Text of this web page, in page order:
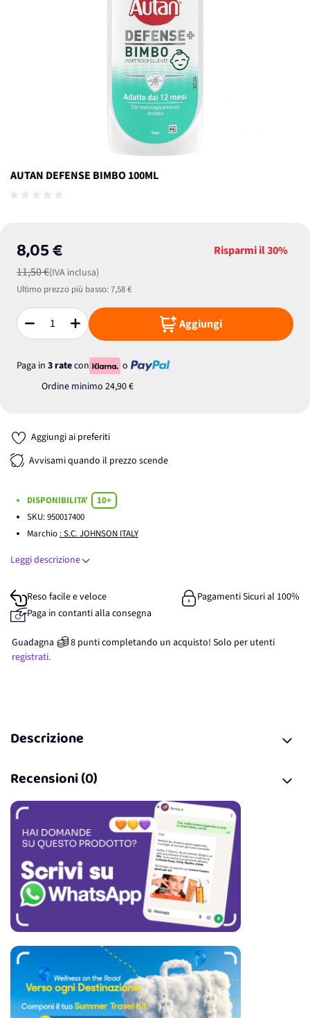
AUTAN DEFENSE BIMBO 100ML
8,05 €
11,50 €(IVA inclusa)
Risparmi il30%
Ultimo prezzo più basso:7,58 €
Quantità Aggiungi
Paga in 3 ratecon
o
Ordine minimo 24,90 €
Aggiungi ai preferiti
Avvisami quando il prezzo scende
DISPONIBILITA'
10+
SKU:950017400
Marchio : S.C. JOHNSON ITALY
Leggi descrizione
Reso facile e veloce
Pagamenti Sicuri al 100%
Paga in contanti alla consegna
Guadagna 8 punticompletando un acquisto! Solo per utenti
registrati.
Descrizione
Recensioni (0)